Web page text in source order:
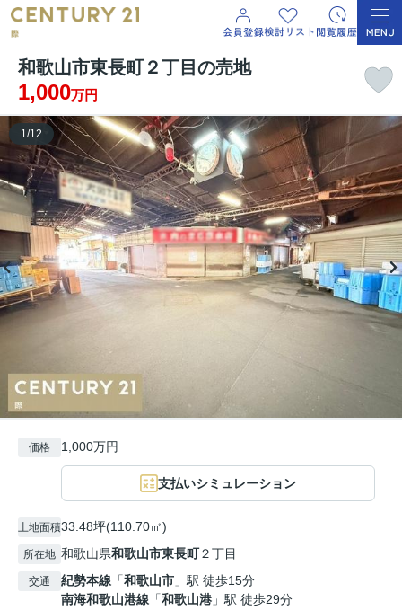
和歌山市東長町２丁目の売地
1,000万円
1/12
価格 1,000万円
支払いシミュレーション
土地面積33.48坪(110.70㎡)
所在地 和歌山県和歌山市東長町２丁目
交通 紀勢本線 「和歌山市 」駅 徒歩15分
南海和歌山港線 「和歌山港 」駅 徒歩29分